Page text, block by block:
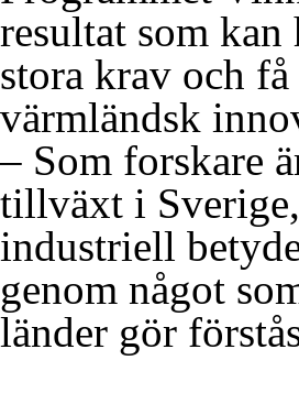
resultat som
stora krav och
värmländsk
– Som forskare
tillväxt i
industriell
genom något
länder gör